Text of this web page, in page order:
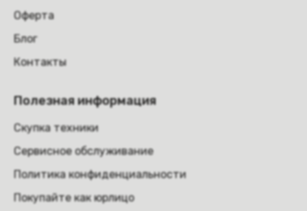
Оферта
Блог
Контакты
Полезная информация
Скупка техники
Сервисное обслуживание
Политика конфиденциальности
Покупайте как юрлицо